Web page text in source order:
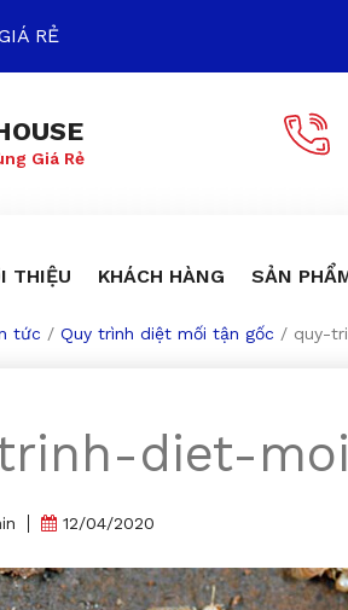
RẺ
Giá Rẻ
THIỆU KHÁCH HÀNG SẢN
tức / Quy trình diệt mối tận gốc / quy-
diet-
12/04/2020